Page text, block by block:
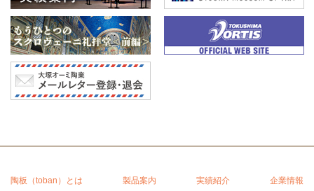
陶板（toban）とは 製品案内 実績紹介 企業情報